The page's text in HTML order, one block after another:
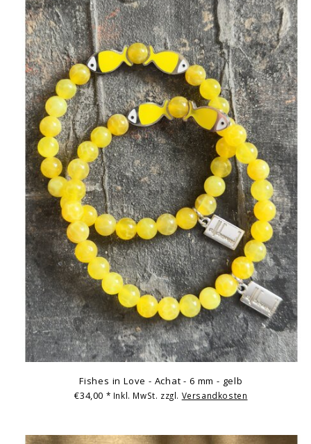
Fishes in Love - Achat - 6 mm - gelb
€34,00 * Inkl. MwSt. zzgl. Versandkosten